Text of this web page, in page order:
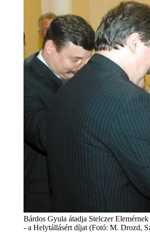
Bárdos Gyula átadja Stelczer
- a Helytállásért díjat (Fotó: M. Drozd,